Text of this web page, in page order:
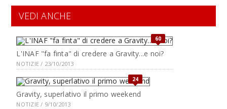
VEDI ANCHE
60
L'INAF "fa finta" di credere a Gravity...e noi?
NOTIZIE / 23/10/2013
24
Gravity, superlativo il primo weekend
NOTIZIE / 9/10/2013